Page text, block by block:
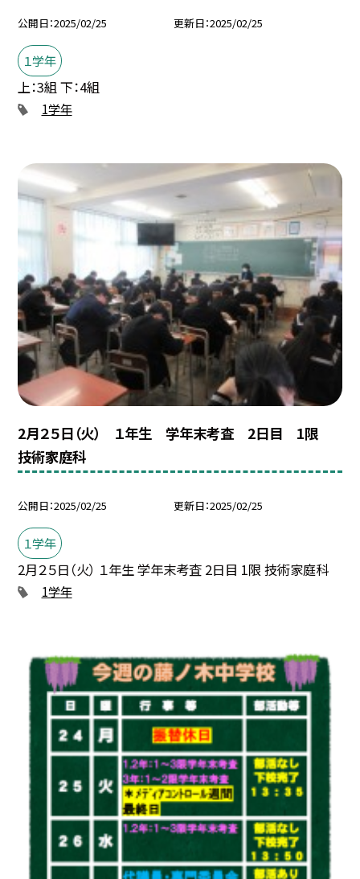
公開日 2025/02/25 更新日 2025/02/25
１学年
上：3組 下：4組
1学年
2月２５日（火） １年生 学年末考査 2日目 1限
技術家庭科
公開日 2025/02/25 更新日 2025/02/25
１学年
2月２５日（火） １年生 学年末考査 2日目 1限 技術家庭科
1学年